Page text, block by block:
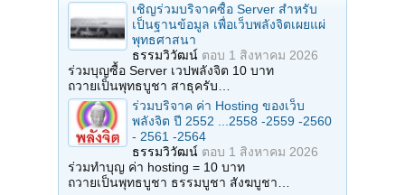
เชิญร่วมบริจาคซื้อ Server สำหรับ
เป็นฐานข้อมูล เพื่อเว็บพลังจิตเผยแผ่
พุทธศาสนา
ธรรมวิวัฒน์ ตอบ 1 สิงหาคม 2026
ร่วมบุญซื้อ Server เวปพลังจิต 10 บาท
ถวายเป็นพุทธบูชา สาธุครับ…
ร่วมบริจาค ค่า Hosting ของเว็บ
พลังจิต ปี 2552 ...2558 -2559 -2560
- 2561 -2564
ธรรมวิวัฒน์ ตอบ 1 สิงหาคม 2026
ร่วมทำบุญ ค่า hosting = 10 บาท
ถวายเป็นพุทธบูชา ธรรมบูชา สังฆบูชา…